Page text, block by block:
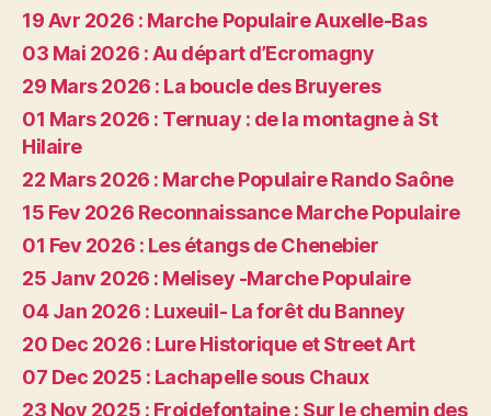
19 Avr 2026 : Marche Populaire Auxelle-Bas
03 Mai 2026 : Au départ d’Ecromagny
29 Mars 2026 : La boucle des Bruyeres
01 Mars 2026 : Ternuay : de la montagne à St
Hilaire
22 Mars 2026 : Marche Populaire Rando Saône
15 Fev 2026 Reconnaissance Marche Populaire
01 Fev 2026 : Les étangs de Chenebier
25 Janv 2026 : Melisey -Marche Populaire
04 Jan 2026 : Luxeuil- La forêt du Banney
20 Dec 2026 : Lure Historique et Street Art
07 Dec 2025 : Lachapelle sous Chaux
23 Nov 2025 : Froidefontaine : Sur le chemin des